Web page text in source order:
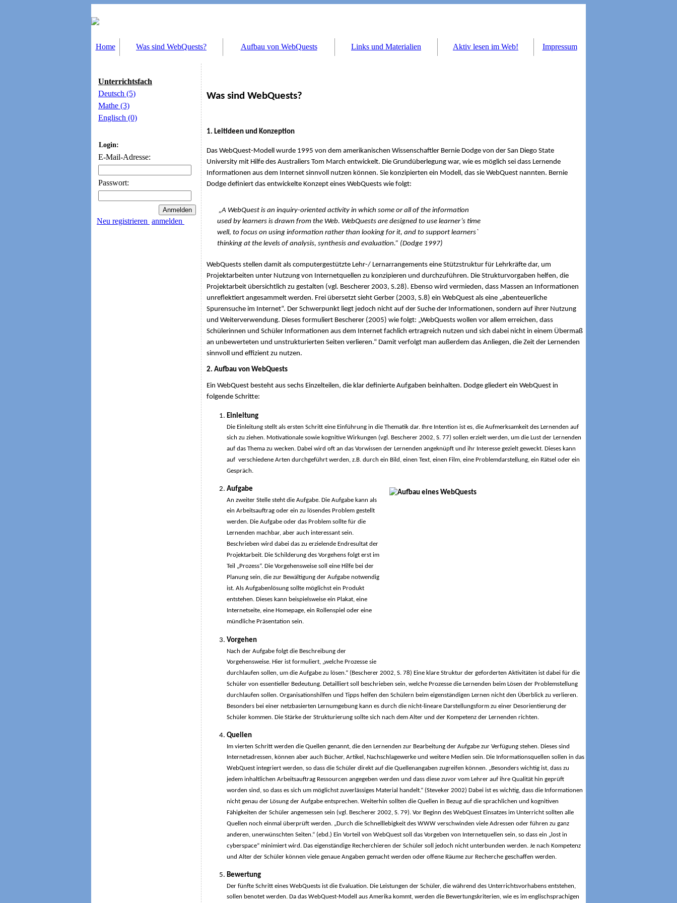
Home Was sind WebQuests? Aufbau von WebQuests Links und Materialien Aktiv lesen im Web! Impressum
Unterrichtsfach
Deutsch (5)
Mathe (3)
Englisch (0)
Login:
E-Mail-Adresse:
Passwort:
Neu registrieren anmelden
Was sind WebQuests?
1. Leitideen und Konzeption
Das WebQuest-Modell wurde 1995 von dem amerikanischen Wissenschaftler Bernie Dodge von der San Diego State
University mit Hilfe des Australiers Tom March entwickelt. Die Grundüberlegung war, wie es möglich sei dass Lernende
Informationen aus dem Internet sinnvoll nutzen können. Sie konzipierten ein Modell, das sie WebQuest nannten. Bernie
Dodge definiert das entwickelte Konzept eines WebQuests wie folgt:
„A WebQuest is an inquiry-oriented activity in which some or all of the information
used by learners is drawn from the Web. WebQuests are designed to use learner’s time
well, to focus on using information rather than looking for it, and to support learners`
thinking at the levels of analysis, synthesis and evaluation.” (Dodge 1997)
WebQuests stellen damit als computergestützte Lehr-/ Lernarrangements eine Stützstruktur für Lehrkräfte dar, um
Projektarbeiten unter Nutzung von Internetquellen zu konzipieren und durchzuführen. Die Strukturvorgaben helfen, die
Projektarbeit übersichtlich zu gestalten (vgl. Bescherer 2003, S.28). Ebenso wird vermieden, dass Massen an Informationen
unreflektiert angesammelt werden. Frei übersetzt sieht Gerber (2003, S.8) ein WebQuest als eine „abenteuerliche
Spurensuche im Internet“. Der Schwerpunkt liegt jedoch nicht auf der Suche der Informationen, sondern auf ihrer Nutzung
und Weiterverwendung. Dieses formuliert Bescherer (2005) wie folgt: „WebQuests wollen vor allem erreichen, dass
Schülerinnen und Schüler Informationen aus dem Internet fachlich ertragreich nutzen und sich dabei nicht in einem Übermaß
an unbewerteten und unstrukturierten Seiten verlieren.“ Damit verfolgt man außerdem das Anliegen, die Zeit der Lernenden
sinnvoll und effizient zu nutzen.
2. Aufbau von WebQuests
Ein WebQuest besteht aus sechs Einzelteilen, die klar definierte Aufgaben beinhalten. Dodge gliedert ein WebQuest in
folgende Schritte:
Einleitung
Die Einleitung stellt als ersten Schritt eine Einführung in die Thematik dar. Ihre Intention ist es, die Aufmerksamkeit des Lernenden auf
sich zu ziehen. Motivationale sowie kognitive Wirkungen (vgl. Bescherer 2002, S. 77) sollen erzielt werden, um die Lust der Lernenden
auf das Thema zu wecken. Dabei wird oft an das Vorwissen der Lernenden angeknüpft und ihr Interesse gezielt geweckt. Dieses kann
auf verschiedene Arten durchgeführt werden, z.B. durch ein Bild, einen Text, einen Film, eine Problemdarstellung, ein Rätsel oder ein
Gespräch.
Aufgabe
An zweiter Stelle steht die Aufgabe. Die Aufgabe kann als
ein Arbeitsauftrag oder ein zu lösendes Problem gestellt
werden. Die Aufgabe oder das Problem sollte für die
Lernenden machbar, aber auch interessant sein.
Beschrieben wird dabei das zu erzielende Endresultat der
Projektarbeit. Die Schilderung des Vorgehens folgt erst im
Teil „Prozess“. Die Vorgehensweise soll eine Hilfe bei der
Planung sein, die zur Bewältigung der Aufgabe notwendig
ist. Als Aufgabenlösung sollte möglichst ein Produkt
entstehen. Dieses kann beispielsweise ein Plakat, eine
Internetseite, eine Homepage, ein Rollenspiel oder eine
mündliche Präsentation sein.
Vorgehen
Nach der Aufgabe folgt die Beschreibung der
Vorgehensweise. Hier ist formuliert, „welche Prozesse sie
durchlaufen sollen, um die Aufgabe zu lösen.“ (Bescherer 2002, S. 78) Eine klare Struktur der geforderten Aktivitäten ist dabei für die
Schüler von essentieller Bedeutung. Detailliert soll beschrieben sein, welche Prozesse die Lernenden beim Lösen der Problemstellung
durchlaufen sollen. Organisationshilfen und Tipps helfen den Schülern beim eigenständigen Lernen nicht den Überblick zu verlieren.
Besonders bei einer netzbasierten Lernumgebung kann es durch die nicht-lineare Darstellungsform zu einer Desorientierung der
Schüler kommen. Die Stärke der Strukturierung sollte sich nach dem Alter und der Kompetenz der Lernenden richten.
Quellen
Im vierten Schritt werden die Quellen genannt, die den Lernenden zur Bearbeitung der Aufgabe zur Verfügung stehen. Dieses sind
Internetadressen, können aber auch Bücher, Artikel, Nachschlagewerke und weitere Medien sein. Die Informationsquellen sollen in das
WebQuest integriert werden, so dass die Schüler direkt auf die Quellenangaben zugreifen können. „Besonders wichtig ist, dass zu
jedem inhaltlichen Arbeitsauftrag Ressourcen angegeben werden und dass diese zuvor vom Lehrer auf ihre Qualität hin geprüft
worden sind, so dass es sich um möglichst zuverlässiges Material handelt.“ (Steveker 2002) Dabei ist es wichtig, dass die Informationen
nicht genau der Lösung der Aufgabe entsprechen. Weiterhin sollten die Quellen in Bezug auf die sprachlichen und kognitiven
Fähigkeiten der Schüler angemessen sein (vgl. Bescherer 2002, S. 79). Vor Beginn des WebQuest Einsatzes im Unterricht sollten alle
Quellen noch einmal überprüft werden. „Durch die Schnelllebigkeit des WWW verschwinden viele Adressen oder führen zu ganz
anderen, unerwünschten Seiten.“ (ebd.) Ein Vorteil von WebQuest soll das Vorgeben von Internetquellen sein, so dass ein „lost in
cyberspace“ minimiert wird. Das eigenständige Recherchieren der Schüler soll jedoch nicht unterbunden werden. Je nach Kompetenz
und Alter der Schüler können viele genaue Angaben gemacht werden oder offene Räume zur Recherche geschaffen werden.
Bewertung
Der fünfte Schritt eines WebQuests ist die Evaluation. Die Leistungen der Schüler, die während des Unterrichtsvorhabens entstehen,
sollen benotet werden. Da das WebQuest-Modell aus Amerika kommt, werden die Bewertungskriterien, wie es im englischsprachigen